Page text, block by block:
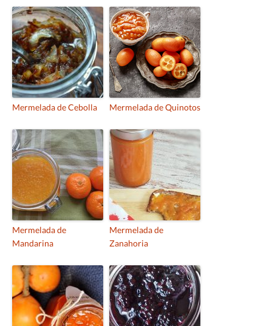
Mermelada de Cebolla Mermelada de Quinotos
Mermelada de
Mandarina
Mermelada de
Zanahoria